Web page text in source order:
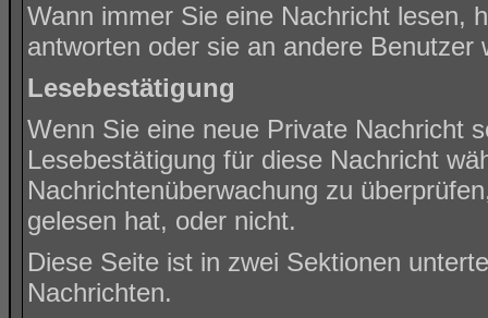
Wann immer Sie eine Nachricht lesen,
antworten oder sie an andere Benutzer
Lesebestätigung
Wenn Sie eine neue Private Nachricht
Lesebestätigung für diese Nachricht
Nachrichtenüberwachung zu
gelesen hat, oder nicht.
Diese Seite ist in zwei Sektionen
Nachrichten.